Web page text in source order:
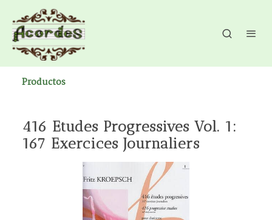
Productos
416 Etudes Progressives Vol. 1:
167 Exercices Journaliers